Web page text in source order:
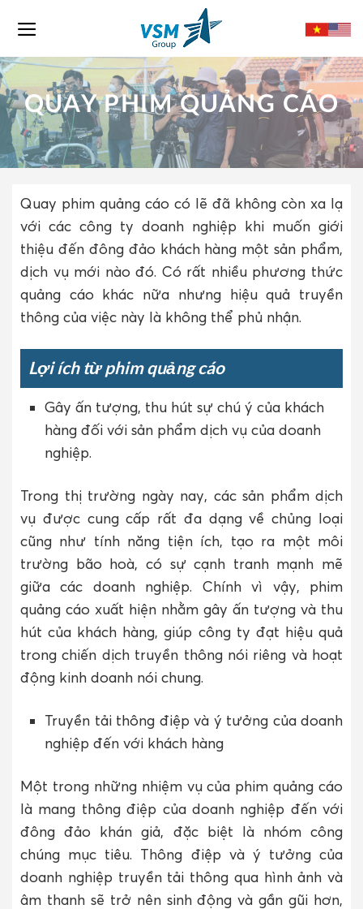
content
QUAY PHIM QUẢNG CÁO
Quay phim quảng cáo có lẽ đã không còn xa lạ
với các công ty doanh nghiệp khi muốn giới
thiệu đến đông đảo khách hàng một sản phẩm,
dịch vụ mới nào đó. Có rất nhiều phương thức
quảng cáo khác nữa nhưng hiệu quả truyền
thông của việc này là không thể phủ nhận.
Lợi ích từ phim quảng cáo
Gây ấn tượng, thu hút sự chú ý của khách
hàng đối với sản phẩm dịch vụ của doanh
nghiệp.
Trong thị trường ngày nay, các sản phẩm dịch
vụ được cung cấp rất đa dạng về chủng loại
cũng như tính năng tiện ích, tạo ra một môi
trường bão hoà, có sự cạnh tranh mạnh mẽ
giữa các doanh nghiệp. Chính vì vậy, phim
quảng cáo xuất hiện nhằm gây ấn tượng và thu
hút của khách hàng, giúp công ty đạt hiệu quả
trong chiến dịch truyền thông nói riêng và hoạt
động kinh doanh nói chung.
Truyền tải thông điệp và ý tưởng của doanh
nghiệp đến với khách hàng
Một trong những nhiệm vụ của phim quảng cáo
là mang thông điệp của doanh nghiệp đến với
đông đảo khán giả, đặc biệt là nhóm công
chúng mục tiêu. Thông điệp và ý tưởng của
doanh nghiệp truyền tải thông qua hình ảnh và
âm thanh sẽ trở nên sinh động và gần gũi hơn,